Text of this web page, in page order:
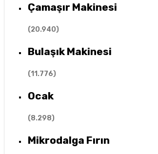
Çamaşır Makinesi
(20.940)
Bulaşık Makinesi
(11.776)
Ocak
(8.298)
Mikrodalga Fırın